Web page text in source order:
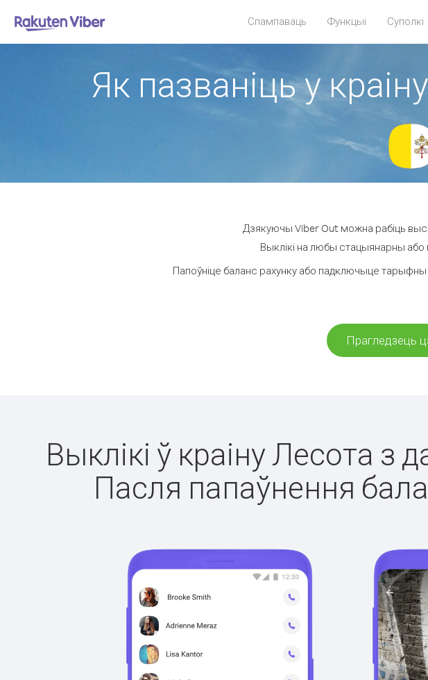
Спампаваць Функцыі Суполкі
Як пазваніць у
Дзякуючы Viber Out можна рабіць
Выклікі на любы стацыянарны або
Папоўніце баланс рахунку або падключыце тарыфны
Прагледзець
Выклікі ў краіну Лесота
Пасля папаўнення